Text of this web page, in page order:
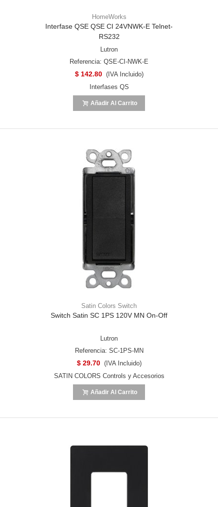
HomeWorks
Interfase QSE QSE CI 24VNWK-E Telnet-
RS232
Lutron
Referencia: QSE-CI-NWK-E
$ 142.80 (IVA Incluido)
Interfases QS
Añadir Al Carrito
Satin Colors Switch
Switch Satin SC 1PS 120V MN On-Off
Lutron
Referencia: SC-1PS-MN
$ 29.70 (IVA Incluido)
SATIN COLORS Controls y Accesorios
Añadir Al Carrito